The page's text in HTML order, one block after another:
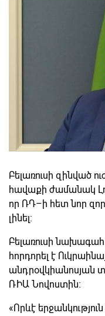
Բելառուսի զինված
հավաքի ժամանակ
որ ՌԴ–ի հետ նոր
լինել։
Բելառուսի նախագահ
հորդորել է
անդրօվկիանոսյան
ՌԻԱ Նովոստին։
«Որևէ